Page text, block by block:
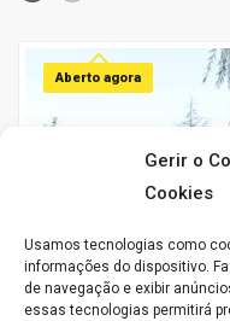
Gerir o
Cookies
Usamos tecnologias como
informações do dispositivo.
de navegação e exibir
essas tecnologias permitirá
Aberto agora
Solar do Poço
Courela do Poço Coberto,